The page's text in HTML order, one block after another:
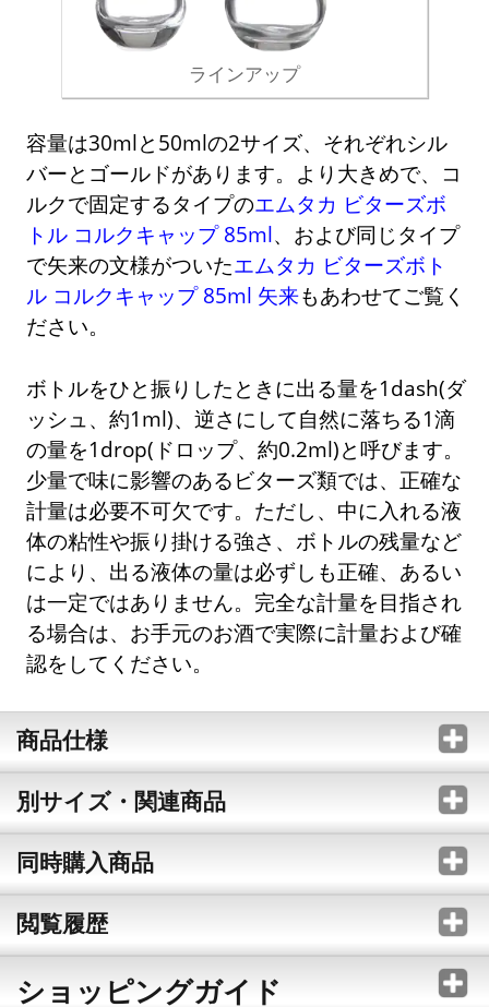
ラインアップ
容量は30mlと50mlの2サイズ、それぞれシル
バーとゴールドがあります。より大きめで、コ
ルクで固定するタイプのエムタカ ビターズボ
トル コルクキャップ 85ml、および同じタイプ
で矢来の文様がついたエムタカ ビターズボト
ル コルクキャップ 85ml 矢来もあわせてご覧く
ださい。
ボトルをひと振りしたときに出る量を1dash(ダ
ッシュ、約1ml)、逆さにして自然に落ちる1滴
の量を1drop(ドロップ、約0.2ml)と呼びます。
少量で味に影響のあるビターズ類では、正確な
計量は必要不可欠です。ただし、中に入れる液
体の粘性や振り掛ける強さ、ボトルの残量など
により、出る液体の量は必ずしも正確、あるい
は一定ではありません。完全な計量を目指され
る場合は、お手元のお酒で実際に計量および確
認をしてください。
商品仕様
別サイズ・関連商品
同時購入商品
閲覧履歴
ショッピングガイド